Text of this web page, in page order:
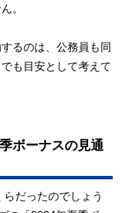
。
るのは、公務員も同
も目安として考えて
ボーナスの見通
だったのでしょう